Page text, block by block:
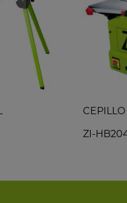
ZI-